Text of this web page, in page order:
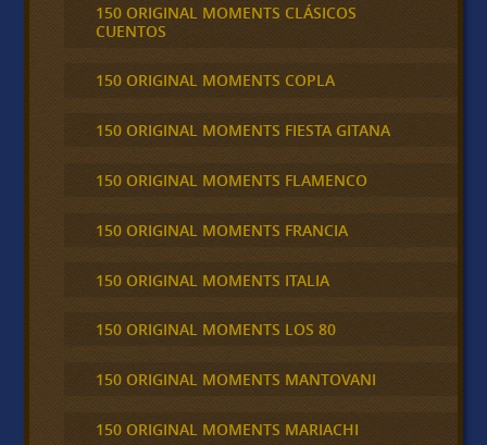
150 ORIGINAL MOMENTS CLÁSICOS
CUENTOS
150 ORIGINAL MOMENTS COPLA
150 ORIGINAL MOMENTS FIESTA GITANA
150 ORIGINAL MOMENTS FLAMENCO
150 ORIGINAL MOMENTS FRANCIA
150 ORIGINAL MOMENTS ITALIA
150 ORIGINAL MOMENTS LOS 80
150 ORIGINAL MOMENTS MANTOVANI
150 ORIGINAL MOMENTS MARIACHI